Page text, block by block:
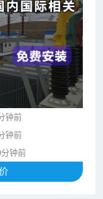
钟前
分钟前
前
前
钟前
钟前
钟前
分钟前
前